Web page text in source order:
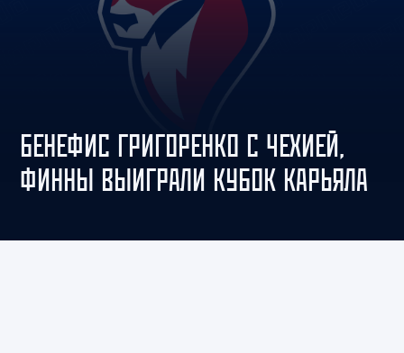
БЕНЕФИС ГРИГОРЕНКО С ЧЕХИЕЙ,
ФИННЫ ВЫИГРАЛИ КУБОК КАРЬЯЛА